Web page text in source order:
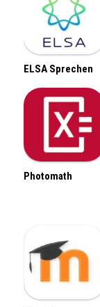
ELSA Sprechen
Photomath